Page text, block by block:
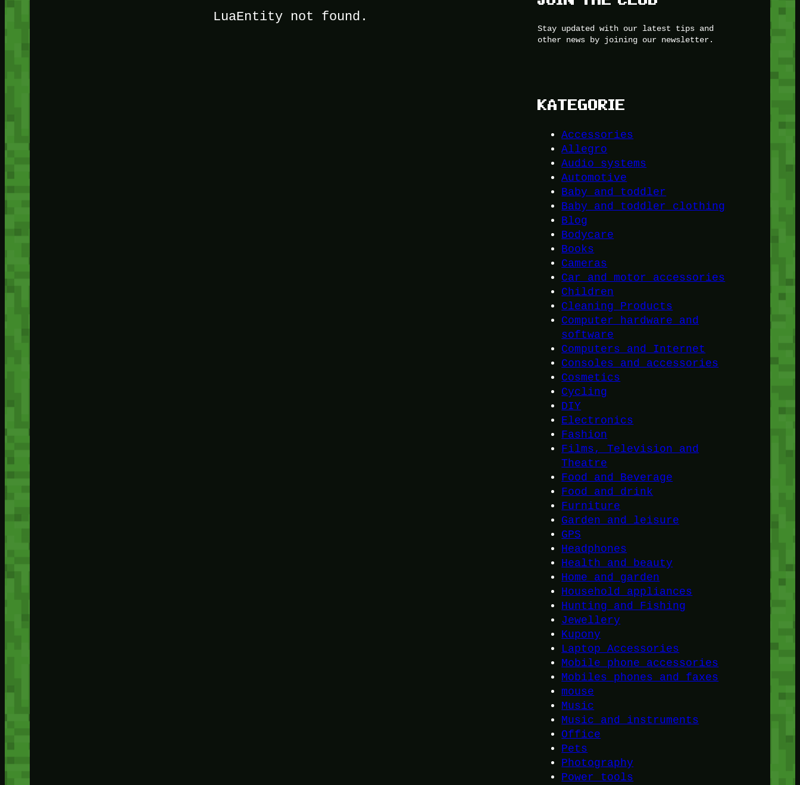
LuaEntity not found.
Stay updated with our latest tips and
other news by joining our newsletter.
KATEGORIE
Accessories
Allegro
Audio systems
Automotive
Baby and toddler
Baby and toddler clothing
Blog
Bodycare
Books
Cameras
Car and motor accessories
Children
Cleaning Products
Computer hardware and
software
Computers and Internet
Consoles and accessories
Cosmetics
Cycling
DIY
Electronics
Fashion
Films, Television and
Theatre
Food and Beverage
Food and drink
Furniture
Garden and leisure
GPS
Headphones
Health and beauty
Home and garden
Household appliances
Hunting and Fishing
Jewellery
Kupony
Laptop Accessories
Mobile phone accessories
Mobiles phones and faxes
mouse
Music
Music and instruments
Office
Pets
Photography
Power tools